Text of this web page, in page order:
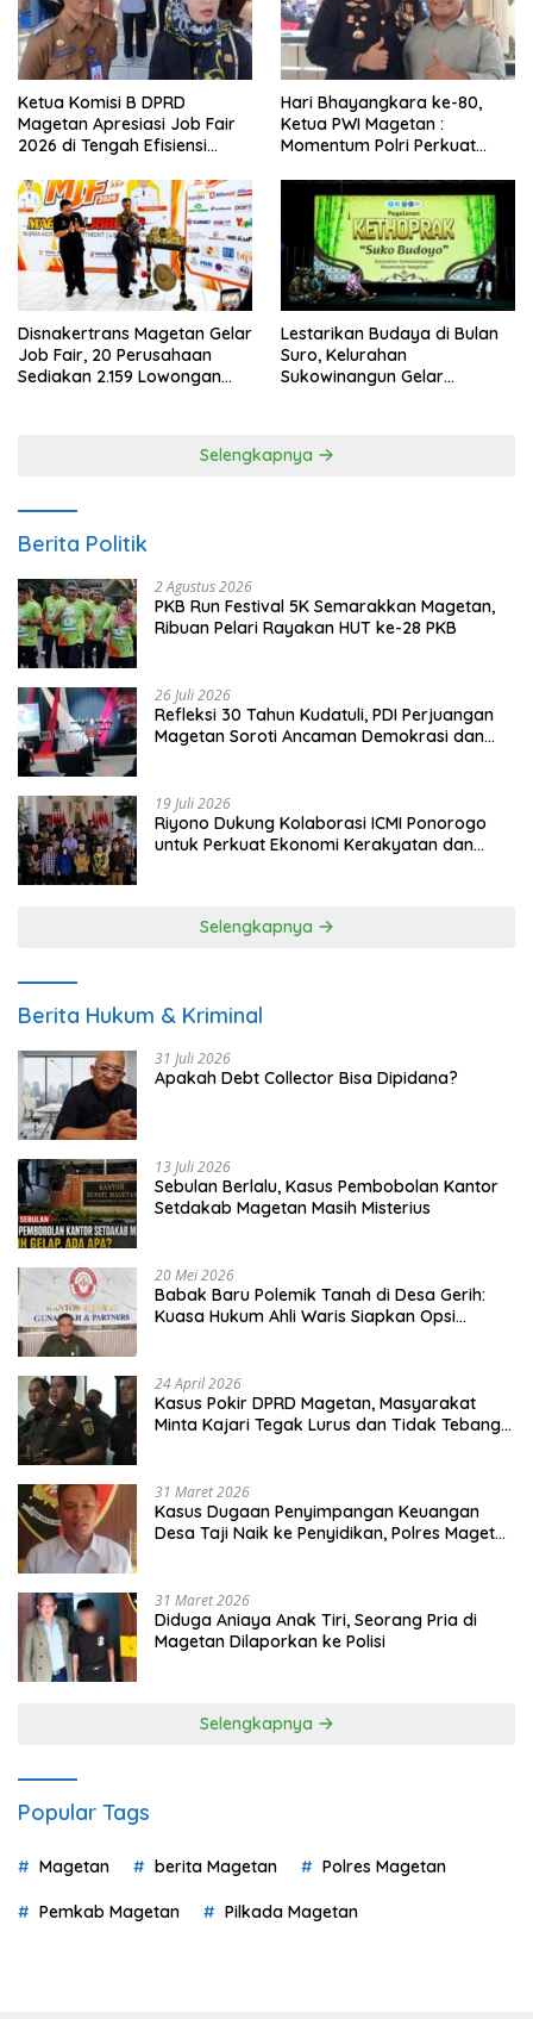
Ketua Komisi B DPRD
Magetan Apresiasi Job Fair
2026 di Tengah Efisiensi
Hari Bhayangkara ke-80,
Ketua PWI Magetan :
Momentum Polri Perkuat
Disnakertrans Magetan Gelar
Job Fair, 20 Perusahaan
Sediakan 2.159 Lowongan
Lestarikan Budaya di Bulan
Suro, Kelurahan
Sukowinangun Gelar
Selengkapnya
Berita Politik
2 Agustus 2026
PKB Run Festival 5K Semarakkan Magetan,
Ribuan Pelari Rayakan HUT ke-28 PKB
26 Juli 2026
Refleksi 30 Tahun Kudatuli, PDI Perjuangan
Magetan Soroti Ancaman Demokrasi dan
19 Juli 2026
Riyono Dukung Kolaborasi ICMI Ponorogo
untuk Perkuat Ekonomi Kerakyatan dan
Selengkapnya
Berita Hukum & Kriminal
31 Juli 2026
Apakah Debt Collector Bisa Dipidana?
13 Juli 2026
Sebulan Berlalu, Kasus Pembobolan Kantor
Setdakab Magetan Masih Misterius
20 Mei 2026
Babak Baru Polemik Tanah di Desa Gerih:
Kuasa Hukum Ahli Waris Siapkan Opsi
24 April 2026
Kasus Pokir DPRD Magetan, Masyarakat
Minta Kajari Tegak Lurus dan Tidak Tebang
31 Maret 2026
Kasus Dugaan Penyimpangan Keuangan
Desa Taji Naik ke Penyidikan, Polres Magetan
31 Maret 2026
Diduga Aniaya Anak Tiri, Seorang Pria di
Magetan Dilaporkan ke Polisi
Selengkapnya
Popular Tags
Magetan berita Magetan Polres Magetan
Pemkab Magetan Pilkada Magetan